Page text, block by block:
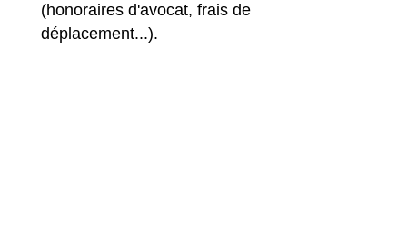
(honoraires d'avocat, frais de
déplacement...).